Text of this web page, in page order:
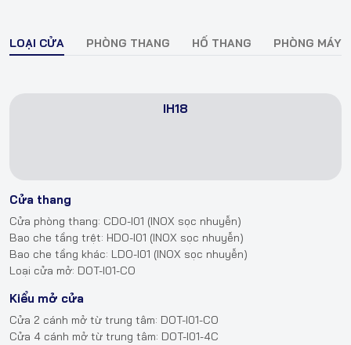
LOẠI CỬA PHÒNG THANG HỐ THANG PHÒNG MÁY
IH18
Cửa thang
Cửa phòng thang: CDO-I01 (INOX sọc nhuyễn)
Bao che tầng trệt: HDO-I01 (INOX sọc nhuyễn)
Bao che tầng khác: LDO-I01 (INOX sọc nhuyễn)
Loại cửa mở: DOT-I01-CO
Kiểu mở cửa
Cửa 2 cánh mở từ trung tâm: DOT-I01-CO
Cửa 4 cánh mở từ trung tâm: DOT-I01-4C